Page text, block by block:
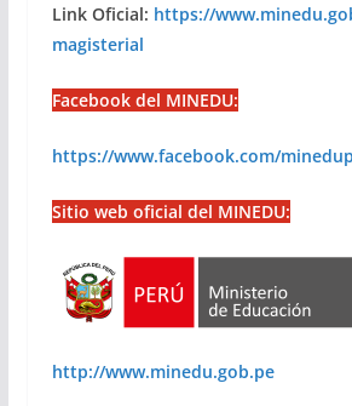
Link Oficial: https://
magisterial
Facebook del MINEDU:
https://www.facebook.com/
Sitio web oficial del MINEDU:
http://www.minedu.gob.pe